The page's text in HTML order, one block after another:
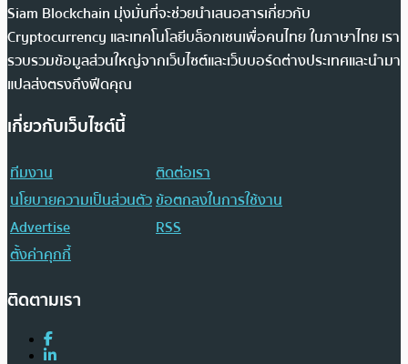
Siam Blockchain มุ่งมั่นที่จะช่วยนำเสนอสารเกี่ยวกับ
Cryptocurrency และเทคโนโลยีบล็อกเชนเพื่อคนไทย ในภาษาไทย เรา
รวบรวมข้อมูลส่วนใหญ่จากเว็บไซต์และเว็บบอร์ดต่างประเทศและนำมา
แปลส่งตรงถึงฟีดคุณ
เกี่ยวกับเว็บไซต์นี้
ทีมงาน
ติดต่อเรา
นโยบายความเป็นส่วนตัวข้อตกลงในการใช้งาน
Advertise
RSS
ตั้งค่าคุกกี้
ติดตามเรา